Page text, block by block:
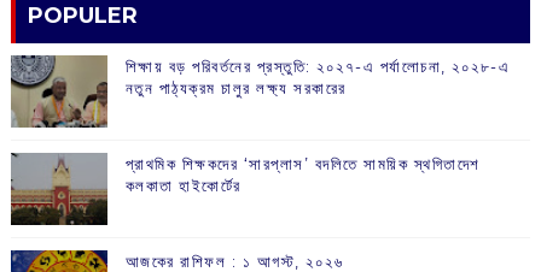
POPULER
শিক্ষায় বড় পরিবর্তনের প্রস্তুতি: ২০২৭-এ পর্যালোচনা, ২০২৮-এ
নতুন পাঠ্যক্রম চালুর লক্ষ্য সরকারের
প্রাথমিক শিক্ষকদের ‘সারপ্লাস’ বদলিতে সাময়িক স্থগিতাদেশ
কলকাতা হাইকোর্টের
আজকের রাশিফল :‌ ‌‌১ আগস্ট, ২০২৬